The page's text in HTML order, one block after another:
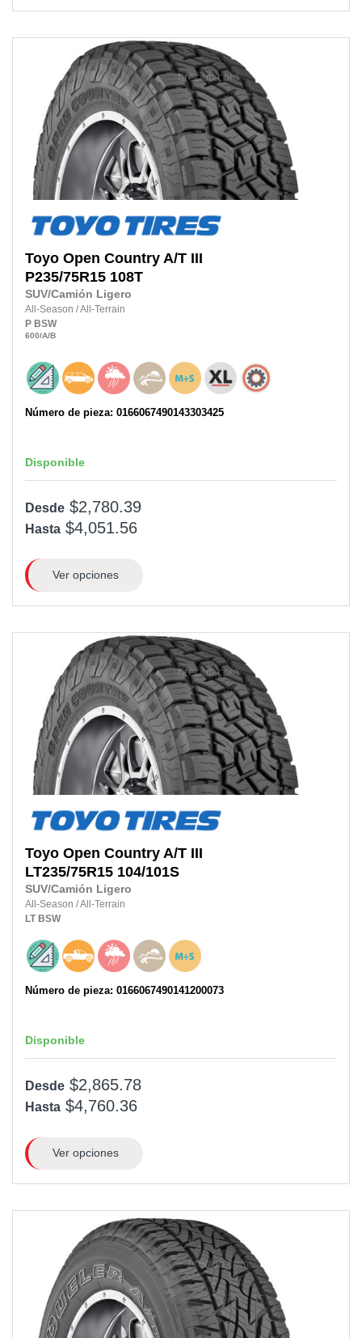
Toyo Open Country A/T III
P235/75R15 108T
SUV/Camión Ligero
All-Season /All-Terrain
P BSW
600/A/B
Número de pieza: 0166067490143303425
Disponible
Desde $2,780.39
Hasta $4,051.56
Ver opciones
Toyo Open Country A/T III
LT235/75R15 104/101S
SUV/Camión Ligero
All-Season /All-Terrain
LT BSW
Número de pieza: 0166067490141200073
Disponible
Desde $2,865.78
Hasta $4,760.36
Ver opciones